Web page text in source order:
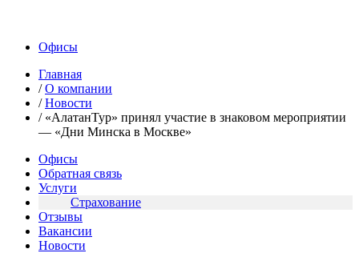
Офисы
Главная
/О компании
/Новости
/ «АлатанТур» принял участие в знаковом мероприятии
— «Дни Минска в Москве»
Офисы
Обратная связь
Услуги
Страхование
Отзывы
Вакансии
Новости